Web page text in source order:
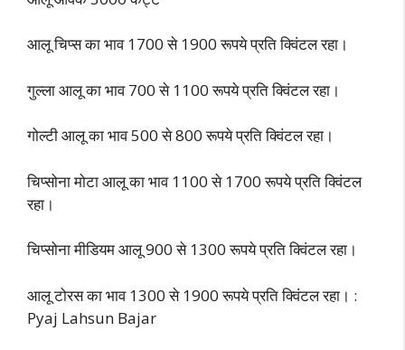
आलू चिप्स का भाव 1700 से 1900 रूपये प्रति क्विंटल रहा।
गुल्ला आलू का भाव 700 से 1100 रूपये प्रति क्विंटल रहा।
गोल्टी आलू का भाव 500 से 800 रूपये प्रति क्विंटल रहा।
चिप्सोना मोटा आलू का भाव 1100 से 1700 रूपये प्रति क्विंटल
रहा।
चिप्सोना मीडियम आलू 900 से 1300 रूपये प्रति क्विंटल रहा।
आलू टोरस का भाव 1300 से 1900 रूपये प्रति क्विंटल रहा। :
Pyaj Lahsun Bajar